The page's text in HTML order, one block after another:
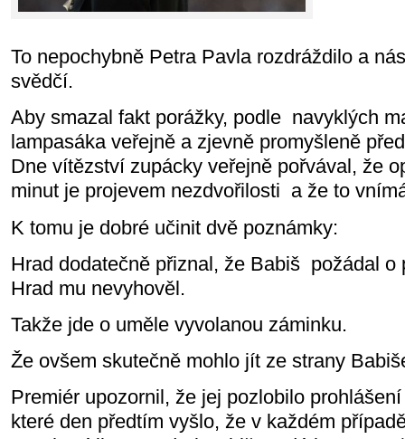
To nepochybně Petra Pavla rozdráždilo a
svědčí.
Aby smazal fakt porážky, podle navyklých
lampasáka veřejně a zjevně promyšleně
Dne vítězství zupácky veřejně pořvával, že
minut je projevem nezdvořilosti a že to
K tomu je dobré učinit dvě poznámky:
Hrad dodatečně přiznal, že Babiš požádal o
Hrad mu nevyhověl.
Takže jde o uměle vyvolanou záminku.
Že ovšem skutečně mohlo jít ze strany
Premiér upozornil, že jej pozlobilo
které den předtím vyšlo, že v každém